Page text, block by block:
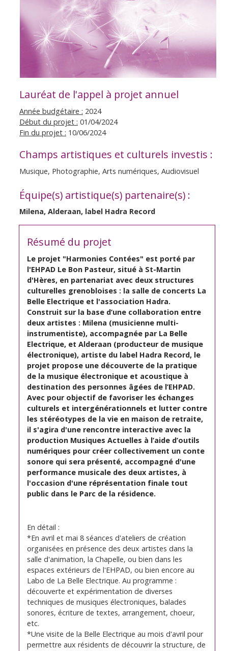
Lauréat de l'appel à projet annuel
Année budgétaire : 2024
Début du projet : 01/04/2024
Fin du projet : 10/06/2024
Champs artistiques et culturels investis :
Musique, Photographie, Arts numériques, Audiovisuel
Équipe(s) artistique(s) partenaire(s) :
Milena, Alderaan, label Hadra Record
Résumé du projet
Le projet "Harmonies Contées" est porté par
l'EHPAD Le Bon Pasteur, situé à St-Martin
d'Hères, en partenariat avec deux structures
culturelles grenobloises : la salle de concerts La
Belle Electrique et l'association Hadra.
Construit sur la base d’une collaboration entre
deux artistes : Milena (musicienne multi-
instrumentiste), accompagnée par La Belle
Electrique, et Alderaan (producteur de musique
électronique), artiste du label Hadra Record, le
projet propose une découverte de la pratique
de la musique électronique et acoustique à
destination des personnes âgées de l’EHPAD.
Avec pour objectif de favoriser les échanges
culturels et intergénérationnels et lutter contre
les stéréotypes de la vie en maison de retraite,
il s'agira d'une rencontre interactive avec la
production Musiques Actuelles à l’aide d’outils
numériques pour créer collectivement un conte
sonore qui sera présenté, accompagné d'une
performance musicale des deux artistes, à
l'occasion d'une réprésentation finale tout
public dans le Parc de la résidence.
En détail :
*En avril et mai 8 séances d'ateliers de création
organisées en présence des deux artistes dans la
salle d'animation, la Chapelle, ou bien dans les
espaces extérieurs de l'EHPAD, ou bien encore au
Labo de La Belle Electrique. Au programme :
découverte et expérimentation de diverses
techniques de musiques électroniques, balades
sonores, écriture de textes, arrangement, choeur,
etc.
*Une visite de la Belle Electrique au mois d'avril pour
permettre aux résidents de découvrir la structure, de